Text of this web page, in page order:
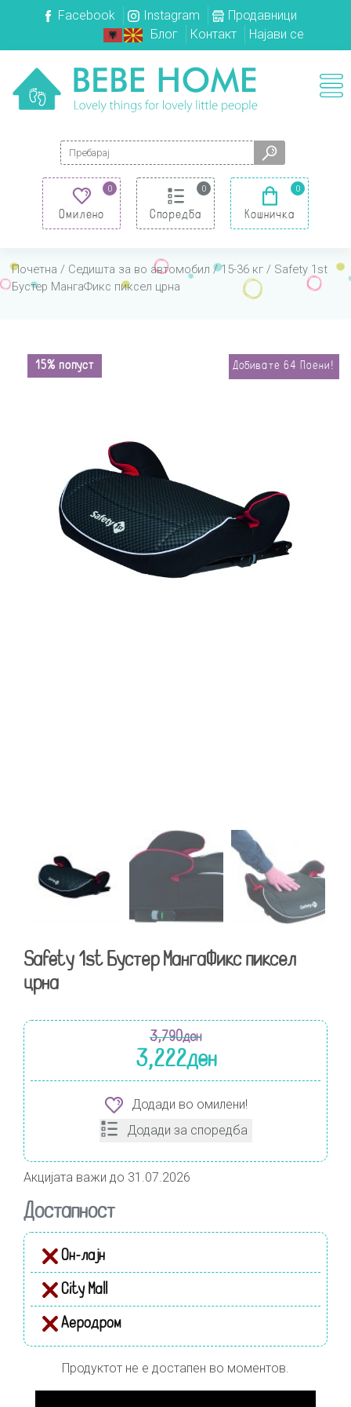
Facebook Instagram
Продавници
Блог
Контакт Најави се
Search for:
0
Омилено
0
Споредба
0
Кошничка
Почетна / Седишта за во автомобил /15-36 кг / Safety 1st
Бустер МангаФикс пиксел црна
15% попуст Добивате 64 Поени!
Safety 1st Бустер МангаФикс пиксел
црна
3,790ден
3,222ден
Додади во омилени!
Додади за споредба
Акцијата важи до 31.07.2026
Достапност
Он-лајн
City Mall
Аеродром
Продуктот не е достапен во моментов.